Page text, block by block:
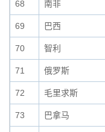
68 南非
69 巴西
70 智利
71 俄罗斯
72 毛里求斯
73 巴拿马